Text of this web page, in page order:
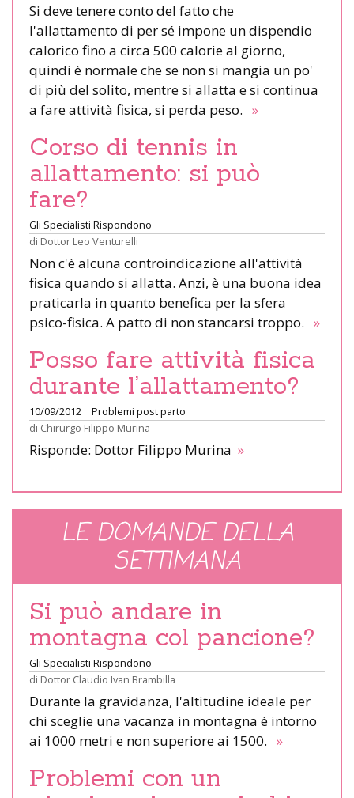
Si deve tenere conto del fatto che
l'allattamento di per sé impone un dispendio
calorico fino a circa 500 calorie al giorno,
quindi è normale che se non si mangia un po'
di più del solito, mentre si allatta e si continua
a fare attività fisica, si perda peso. »
Corso di tennis in
allattamento: si può
fare?
Gli Specialisti Rispondono
di Dottor Leo Venturelli
Non c'è alcuna controindicazione all'attività
fisica quando si allatta. Anzi, è una buona idea
praticarla in quanto benefica per la sfera
psico-fisica. A patto di non stancarsi troppo. »
Posso fare attività fisica
durante l’allattamento?
10/09/2012
Problemi post parto
di Chirurgo Filippo Murina
Risponde: Dottor Filippo Murina »
LE DOMANDE DELLA
SETTIMANA
Si può andare in
montagna col pancione?
Gli Specialisti Rispondono
di Dottor Claudio Ivan Brambilla
Durante la gravidanza, l'altitudine ideale per
chi sceglie una vacanza in montagna è intorno
ai 1000 metri e non superiore ai 1500. »
Problemi con un